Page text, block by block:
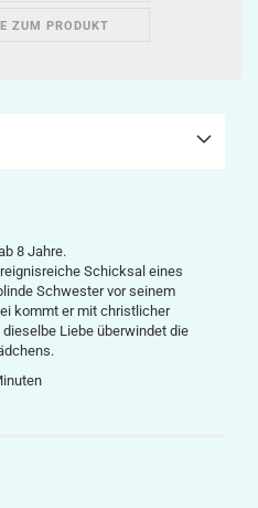
ZUM PRODUKT
8 Jahre.
Schicksal eines
Schwester vor seinem
kommt er mit christlicher
Liebe überwindet die